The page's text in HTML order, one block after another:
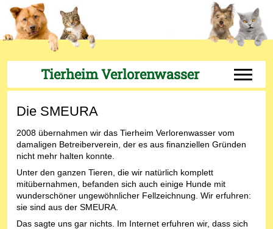
Tierheim Verlorenwasser Off-
Die SMEURA
2008 übernahmen wir das Tierheim Verlorenwasser vom
damaligen Betreiberverein, der es aus finanziellen Gründen
nicht mehr halten konnte.
Unter den ganzen Tieren, die wir natürlich komplett
mitübernahmen, befanden sich auch einige Hunde mit
wunderschöner ungewöhnlicher Fellzeichnung. Wir erfuhren:
sie sind aus der SMEURA.
Das sagte uns gar nichts. Im Internet erfuhren wir, dass sich